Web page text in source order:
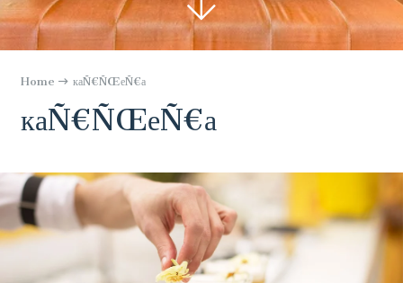
Home каÑ€ÑŒеÑ€а
каÑ€ÑŒеÑ€а